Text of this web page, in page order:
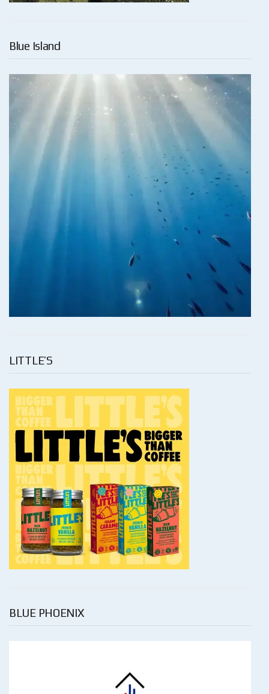
Blue Island
LITTLE’S
BLUE PHOENIX